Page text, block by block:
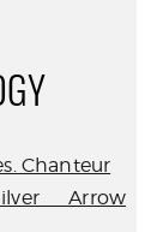
Chanteur
Arrow